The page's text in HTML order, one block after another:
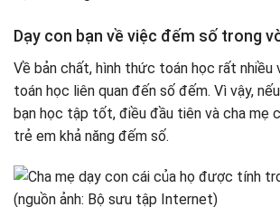
Dạy con bạn về việc đếm số trong
Về bản chất, hình thức toán học rất nhiều
toán học liên quan đến số đếm. Vì vậy,
bạn học tập tốt, điều đầu tiên và cha mẹ
trẻ em khả năng đếm số.